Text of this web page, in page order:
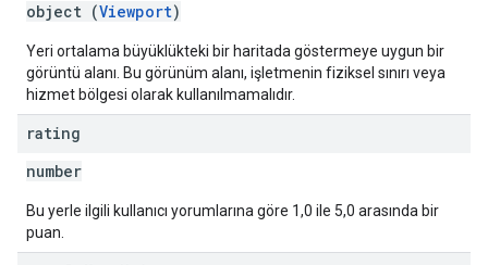
object (Viewport)
Yeri ortalama büyüklükteki bir haritada göstermeye uygun bir
görüntü alanı. Bu görünüm alanı, işletmenin fiziksel sınırı veya
hizmet bölgesi olarak kullanılmamalıdır.
rating
number
Bu yerle ilgili kullanıcı yorumlarına göre 1,0 ile 5,0 arasında bir
puan.